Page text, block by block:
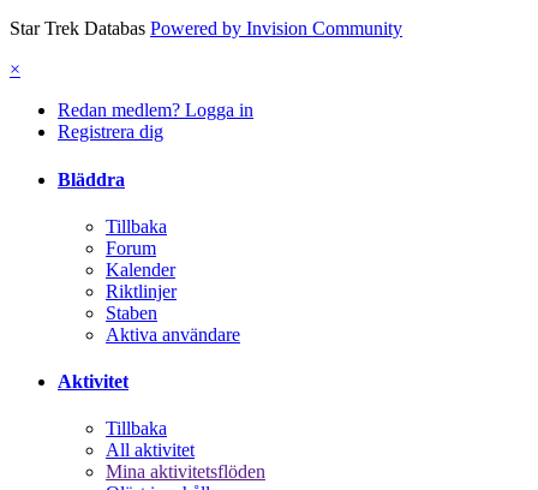
Star Trek Databas Powered by Invision Community
×
Redan medlem? Logga in
Registrera dig
Bläddra
Tillbaka
Forum
Kalender
Riktlinjer
Staben
Aktiva användare
Aktivitet
Tillbaka
All aktivitet
Mina aktivitetsflöden